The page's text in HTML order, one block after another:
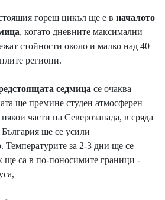
горещ цикъл ще е в началото
, когато дневните максимални
стойности около и малко над 40
региони.
седмица се очаква
ще премине студен атмосферен
части на Северозапада, в сряда
ще се усили
Температурите за 2-3 дни ще се
ще са в по-поносимите граници -